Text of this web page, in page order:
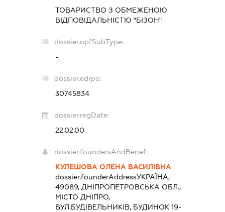
ТОВАРИСТВО З ОБМЕЖЕНОЮ
ВІДПОВІДАЛЬНІСТЮ "БІЗОН"
dossier.opfSubType:
-
dossier.edrpo:
30745834
dossier.regDate:
22.02.00
dossier.foundersAndBenef:
КУЛЕШОВА ОЛЕНА ВАСИЛІВНА
dossier.founderAddressУКРАЇНА,
49089, ДНІПРОПЕТРОВСЬКА ОБЛ.,
МІСТО ДНІПРО,
ВУЛ.БУДІВЕЛЬНИКІВ, БУДИНОК 19-